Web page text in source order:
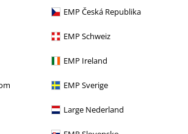
EMP Česká Republika
EMP Schweiz
EMP Ireland
EMP Sverige
Large Nederland
Scelte.
& Film Film Abbigliamento